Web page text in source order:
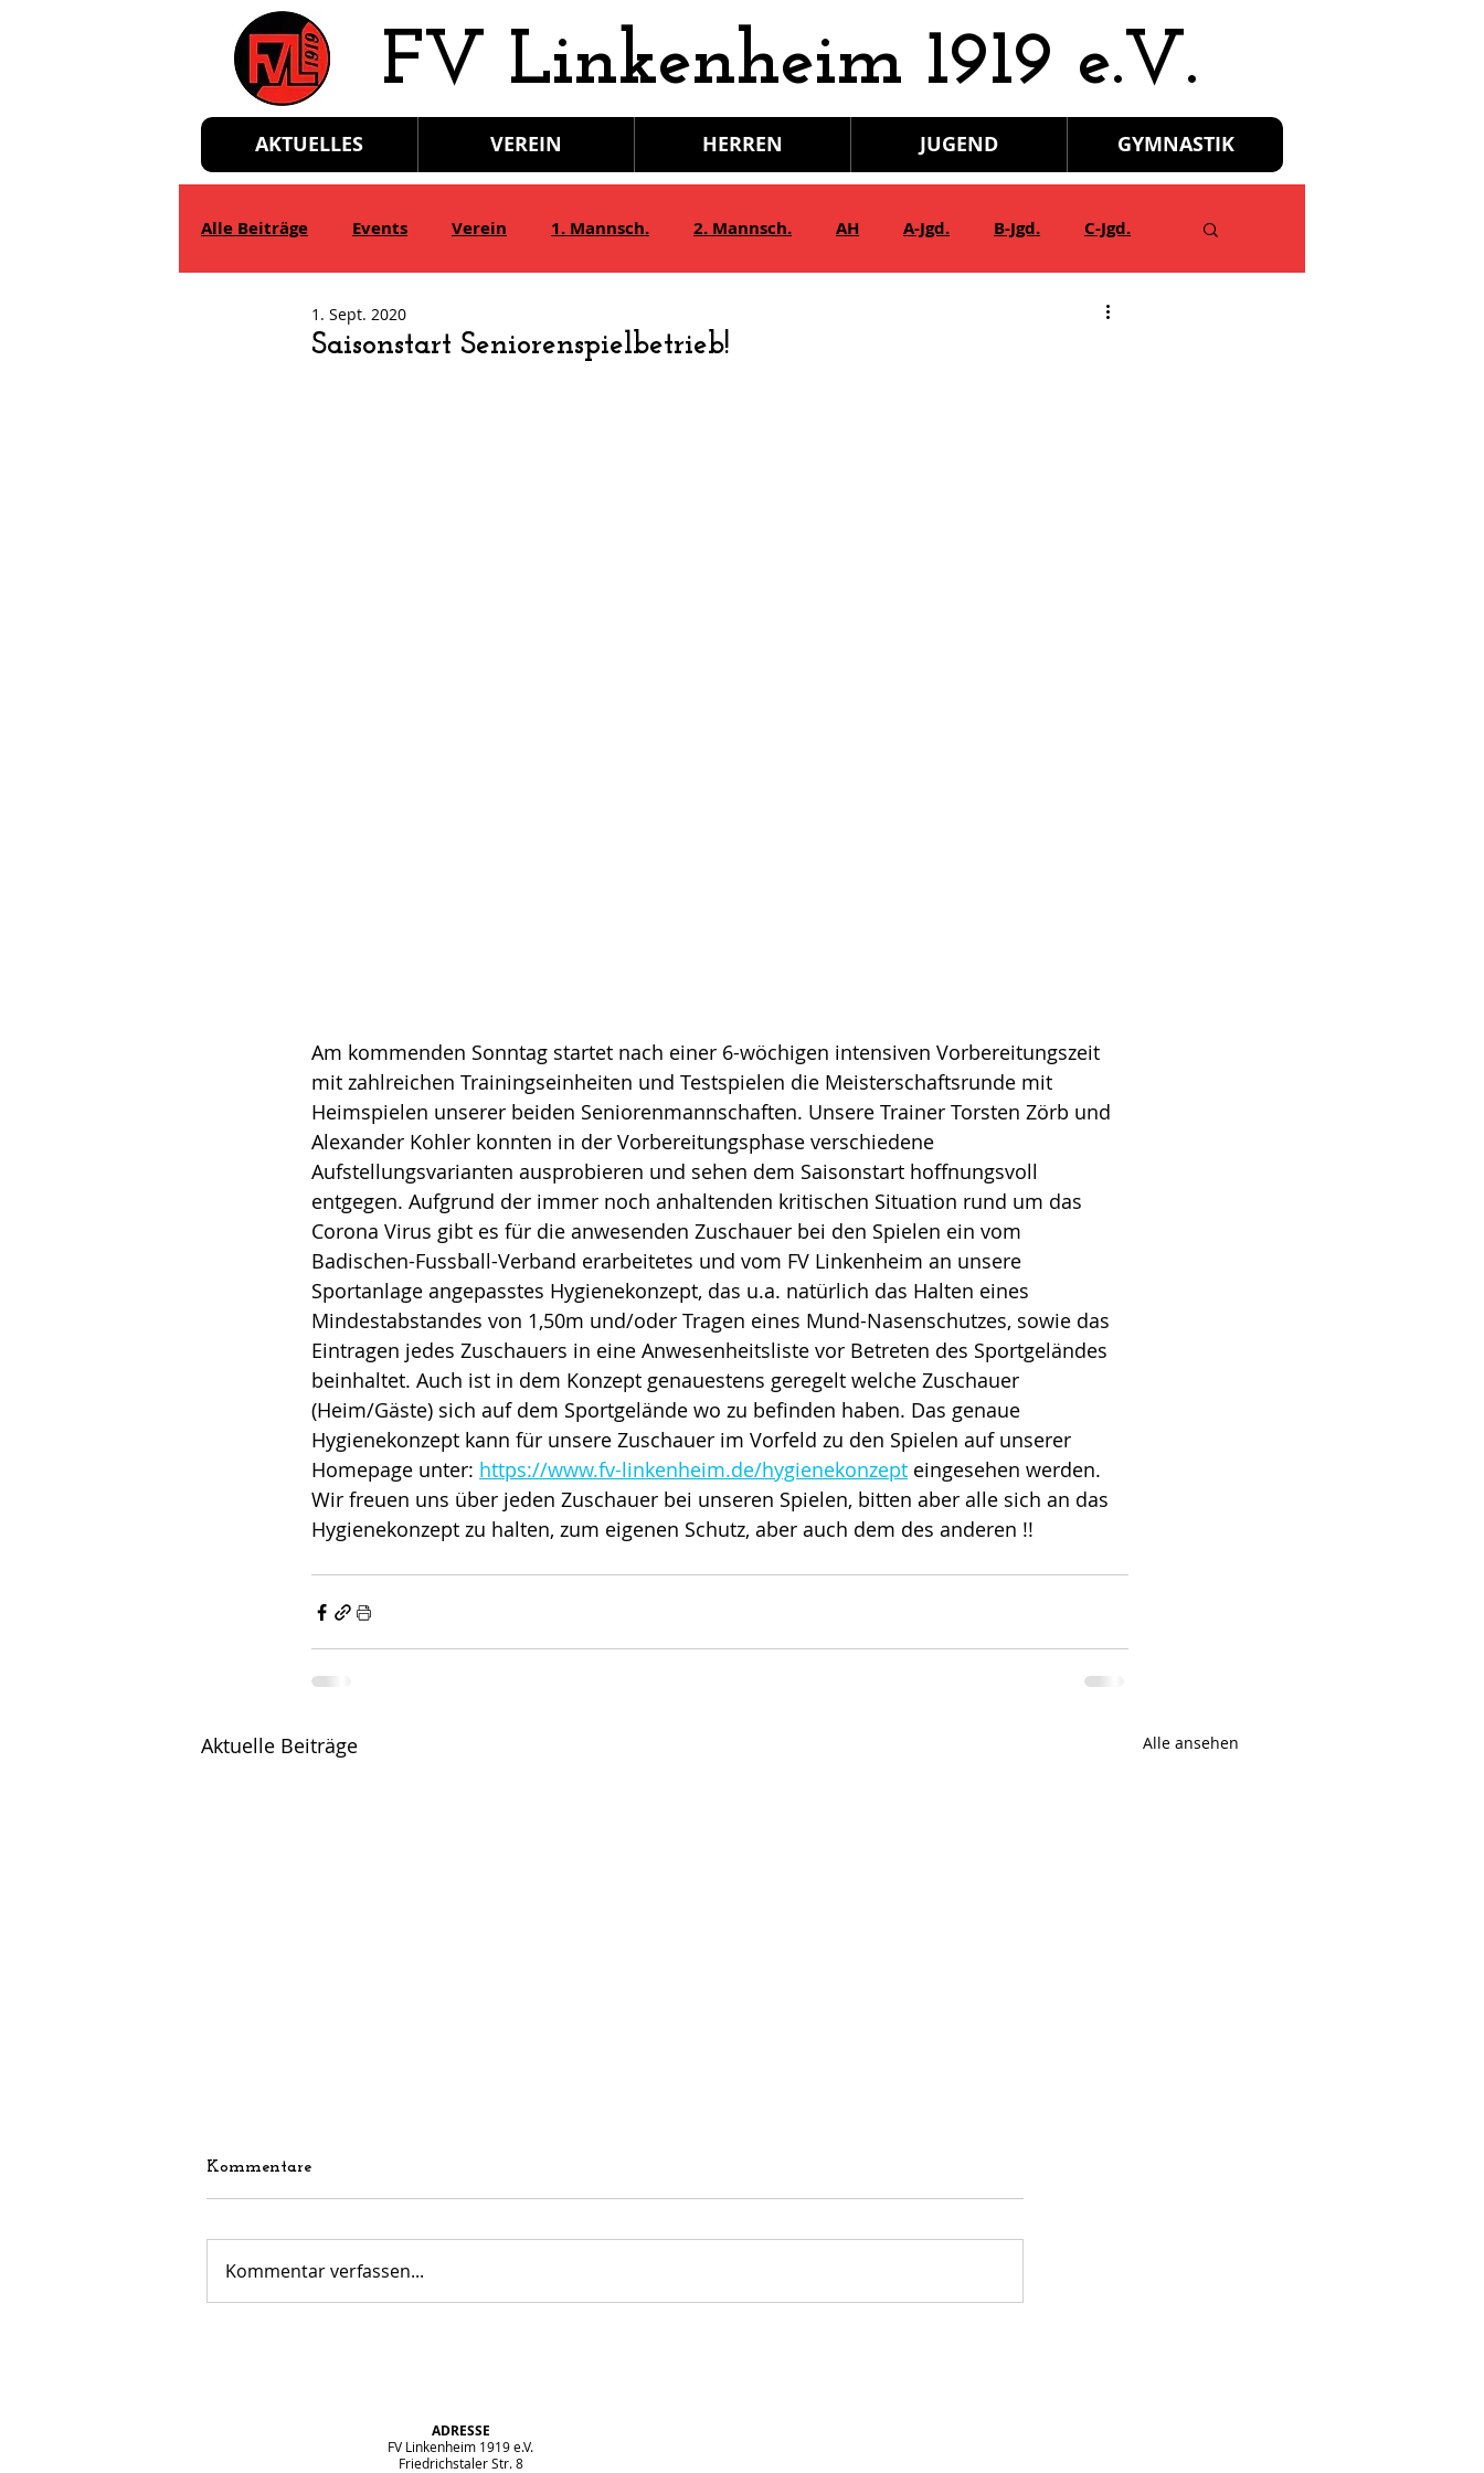
​FV Linkenheim 1919 e.V.
AKTUELLES VEREIN HERREN JUGEND GYMNASTIK
Alle Beiträge Events Verein 1. Mannsch. 2. Mannsch. AH A-Jgd. B-Jgd. C-Jgd.
E-Jgd.
Saisonstart Seniorenspielbetrieb!
1. Sept. 2020
Am kommenden Sonntag startet nach einer 6-wöchigen intensiven Vorbereitungszeit
mit zahlreichen Trainingseinheiten und Testspielen die Meisterschaftsrunde mit
Heimspielen unserer beiden Seniorenmannschaften. Unsere Trainer Torsten Zörb und
Alexander Kohler konnten in der Vorbereitungsphase verschiedene
Aufstellungsvarianten ausprobieren und sehen dem Saisonstart hoffnungsvoll
entgegen. Aufgrund der immer noch anhaltenden kritischen Situation rund um das
Corona Virus gibt es für die anwesenden Zuschauer bei den Spielen ein vom
Badischen-Fussball-Verband erarbeitetes und vom FV Linkenheim an unsere
Sportanlage angepasstes Hygienekonzept, das u.a. natürlich das Halten eines
Mindestabstandes von 1,50m und/oder Tragen eines Mund-Nasenschutzes, sowie das
Eintragen jedes Zuschauers in eine Anwesenheitsliste vor Betreten des Sportgeländes
beinhaltet. Auch ist in dem Konzept genauestens geregelt welche Zuschauer
(Heim/Gäste) sich auf dem Sportgelände wo zu befinden haben. Das genaue
Hygienekonzept kann für unsere Zuschauer im Vorfeld zu den Spielen auf unserer
Homepage unter: https://www.fv-linkenheim.de/hygienekonzept eingesehen werden.
Wir freuen uns über jeden Zuschauer bei unseren Spielen, bitten aber alle sich an das
Hygienekonzept zu halten, zum eigenen Schutz, aber auch dem des anderen !!
Aktuelle Beiträge Alle ansehen
Kommentare
Kommentar verfassen...
ADRESSE
FV Linkenheim 1919 e.V.
Friedrichstaler Str. 8